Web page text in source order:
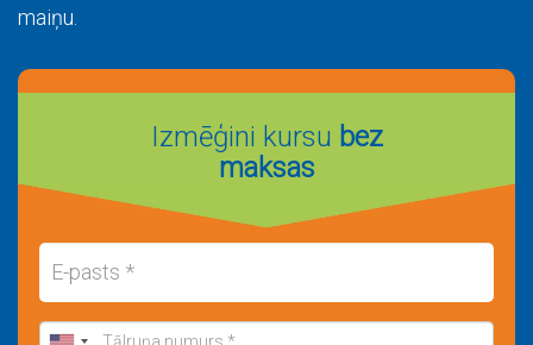
maiņu.
Izmēģini kursu bez
maksas